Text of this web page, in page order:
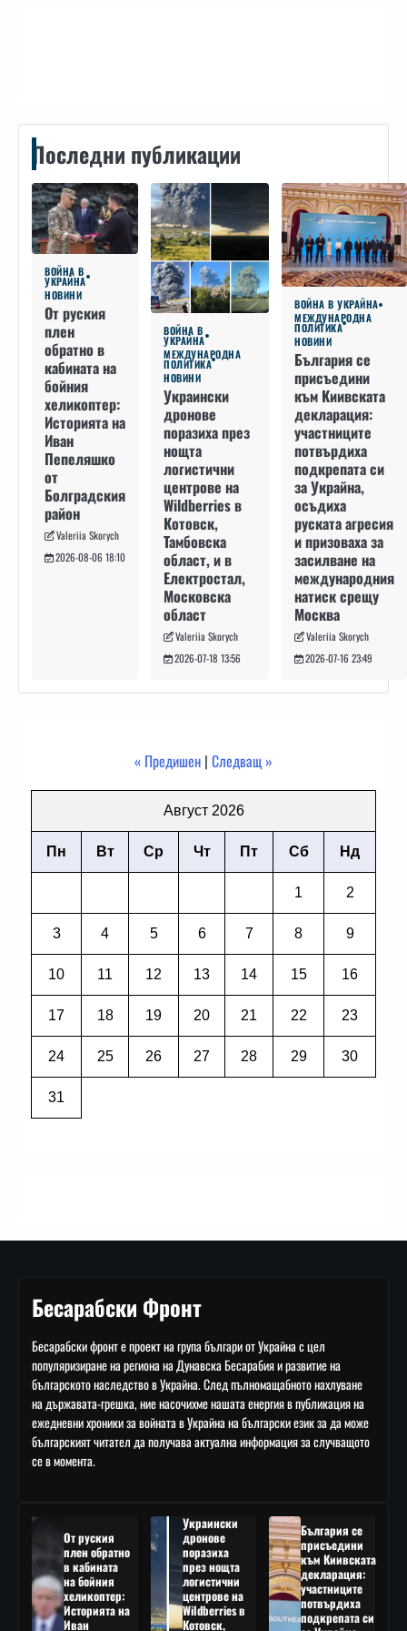
Последни публикации
ВОЙНА В
УКРАЙНА
НОВИНИ
От руския
плен
обратно в
кабината на
бойния
хеликоптер:
Историята на
Иван
Пепеляшко
от
Болградския
район
Valeriia Skorych
2026-08-06 18:10
ВОЙНА В
УКРАЙНА
МЕЖДУНАРОДНА
ПОЛИТИКА
НОВИНИ
Украински
дронове
поразиха през
нощта
логистични
центрове на
Wildberries в
Котовск,
Тамбовска
област, и в
Електростал,
Московска
област
Valeriia Skorych
2026-07-18 13:56
ВОЙНА В УКРАЙНА
МЕЖДУНАРОДНА
ПОЛИТИКА
НОВИНИ
България се
присъедини
към Киивската
декларация:
участниците
потвърдиха
подкрепата си
за Украйна,
осъдиха
руската агресия
и призоваха за
засилване на
международния
натиск срещу
Москва
Valeriia Skorych
2026-07-16 23:49
« Предишен | Следващ »
Август 2026
Пн Вт Ср Чт Пт Сб Нд
1 2
3 4 5 6 7 8 9
10 11 12 13 14 15 16
17 18 19 20 21 22 23
24 25 26 27 28 29 30
31
Бесарабски Фронт
Бесарабски фронт е проект на група българи от Украйна с цел
популяризиране на региона на Дунавска Бесарабия и развитие на
българското наследство в Украйна. След пълномащабното нахлуване
на държавата-грешка, ние насочихме нашата енергия в публикация на
ежедневни хроники за войната в Украйна на български език за да може
българският читател да получава актуална информация за случващото
се в момента.
От руския
плен обратно
в кабината
на бойния
хеликоптер:
Историята на
Иван
Украински
дронове
поразиха
през нощта
логистични
центрове на
Wildberries в
Котовск,
България се
присъедини
към Киивската
декларация:
участниците
потвърдиха
подкрепата си